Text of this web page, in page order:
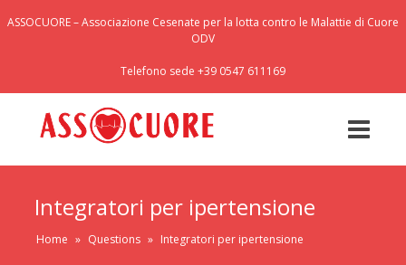
ASSOCUORE – Associazione Cesenate per la lotta contro le Malattie di Cuore
ODV
Telefono sede +39 0547 611169
Integratori per ipertensione
Home » Questions » Integratori per ipertensione